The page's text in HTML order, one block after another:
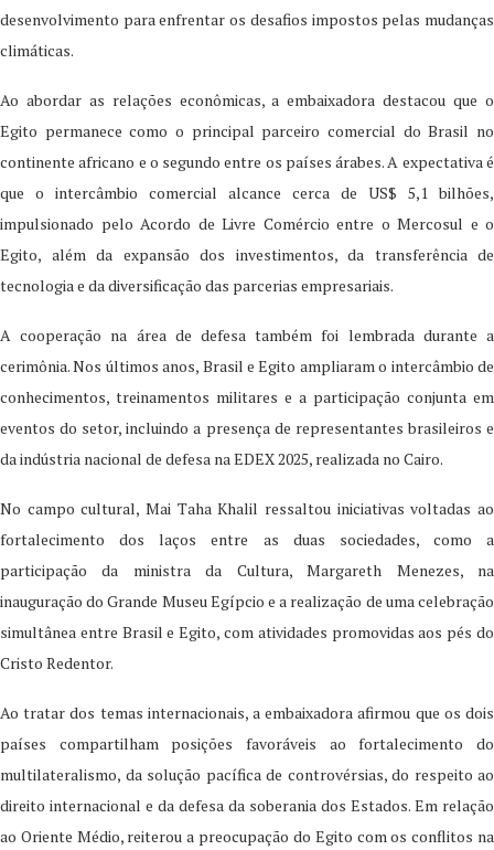
desenvolvimento para enfrentar os desafios impostos pelas mudanças
climáticas.
Ao abordar as relações econômicas, a embaixadora destacou que o
Egito permanece como o principal parceiro comercial do Brasil no
continente africano e o segundo entre os países árabes. A expectativa é
que o intercâmbio comercial alcance cerca de US$ 5,1 bilhões,
impulsionado pelo Acordo de Livre Comércio entre o Mercosul e o
Egito, além da expansão dos investimentos, da transferência de
tecnologia e da diversificação das parcerias empresariais.
A cooperação na área de defesa também foi lembrada durante a
cerimônia. Nos últimos anos, Brasil e Egito ampliaram o intercâmbio de
conhecimentos, treinamentos militares e a participação conjunta em
eventos do setor, incluindo a presença de representantes brasileiros e
da indústria nacional de defesa na EDEX 2025, realizada no Cairo.
No campo cultural, Mai Taha Khalil ressaltou iniciativas voltadas ao
fortalecimento dos laços entre as duas sociedades, como a
participação da ministra da Cultura, Margareth Menezes, na
inauguração do Grande Museu Egípcio e a realização de uma celebração
simultânea entre Brasil e Egito, com atividades promovidas aos pés do
Cristo Redentor.
Ao tratar dos temas internacionais, a embaixadora afirmou que os dois
países compartilham posições favoráveis ao fortalecimento do
multilateralismo, da solução pacífica de controvérsias, do respeito ao
direito internacional e da defesa da soberania dos Estados. Em relação
ao Oriente Médio, reiterou a preocupação do Egito com os conflitos na